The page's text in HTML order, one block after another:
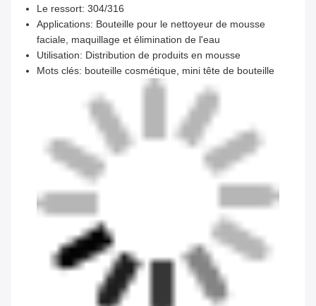
Le ressort: 304/316
Applications: Bouteille pour le nettoyeur de mousse
faciale, maquillage et élimination de l'eau
Utilisation: Distribution de produits en mousse
Mots clés: bouteille cosmétique, mini tête de bouteille